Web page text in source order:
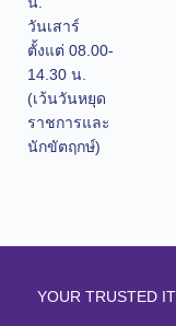
วันเสาร์
ตั้งแต่ 08.00-
14.30 น.
(เว้นวันหยุด
ราชการและ
นักขัตฤกษ์)
YOUR TRUSTED